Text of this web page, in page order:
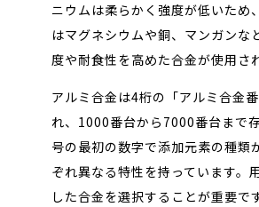
ニウムは柔らかく強度が低いため
はマグネシウムや銅、マンガンな
度や耐食性を高めた合金が使用さ
アルミ合金は4桁の「アルミ合金
れ、1000番台から7000番台まで
号の最初の数字で添加元素の種類
ぞれ異なる特性を持っています。
した合金を選択することが重要です